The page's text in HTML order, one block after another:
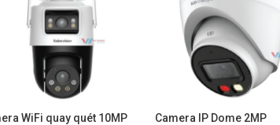
WiFi quay quét 10MP
Camera IP Dome 2MP